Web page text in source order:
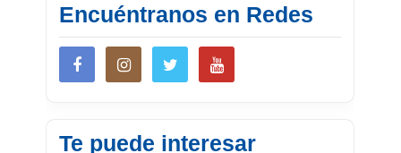
Encuéntranos en Redes
Te puede interesar